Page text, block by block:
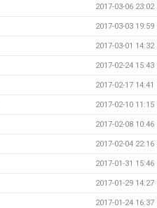
2017-03-06 23:02
2017-03-03 19:59
2017-03-01 14:32
2017-02-24 15:43
2017-02-17 14:41
2017-02-10 11:15
2017-02-08 10:46
2017-02-04 22:16
2017-01-31 15:46
2017-01-29 14:27
2017-01-24 16:37